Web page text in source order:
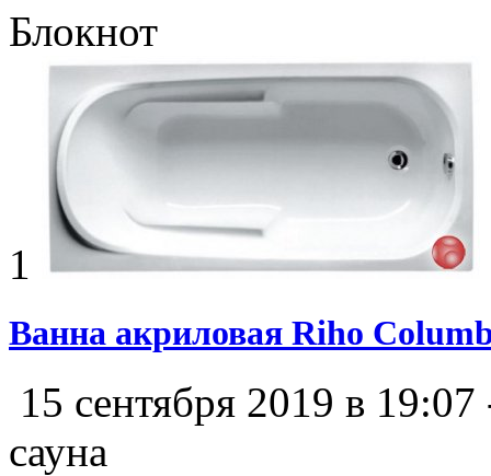
Блокнот
1
Ванна акриловая Riho
15 сентября 2019 в
сауна